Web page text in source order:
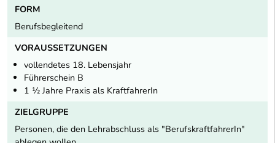
FORM
Berufsbegleitend
VORAUSSETZUNGEN
vollendetes 18. Lebensjahr
Führerschein B
1 ½ Jahre Praxis als KraftfahrerIn
ZIELGRUPPE
Personen, die den Lehrabschluss als "BerufskraftfahrerIn"